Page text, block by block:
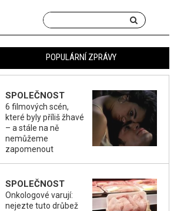
POPULÁRNÍ ZPRÁVY
SPOLEČNOST
6 filmových scén,
které byly příliš žhavé
– a stále na ně
nemůžeme
zapomenout
SPOLEČNOST
Onkologové varují:
nejezte tuto drůbež